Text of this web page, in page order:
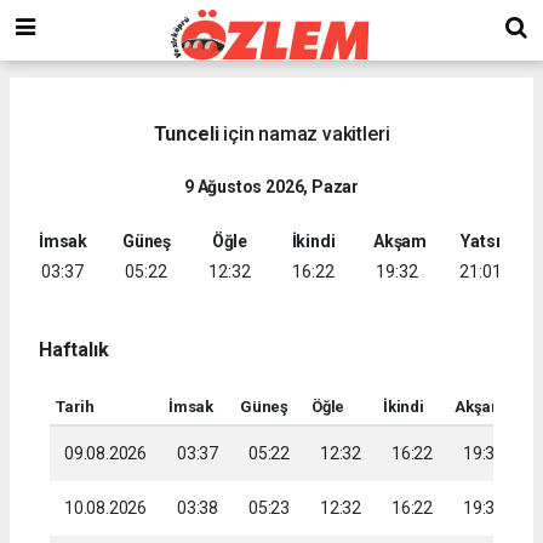
Tunceliiçin namaz vakitleri
9 Ağustos 2026, Pazar
İmsak
03:37
Güneş
05:22
Öğle
12:32
İkindi
16:22
Akşam
19:32
Yatsı
21:01
Haftalık
Tarih İmsak Güneş Öğle İkindi Akşam
09.08.2026 03:37 05:22 12:32 16:22 19:32
10.08.2026 03:38 05:23 12:32 16:22 19:31